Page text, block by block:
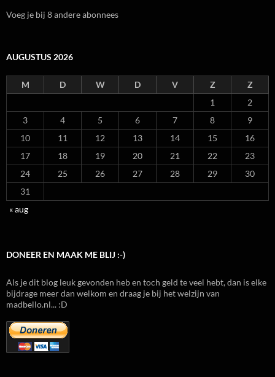
Voeg je bij 8 andere abonnees
AUGUSTUS 2026
M D W D V Z
Z
1
2
3
4 5 6 7 8
9
10
11 12 13 14 15
16
17
18 19 20 21 22
23
24
25 26 27 28 29
30
31
« aug
DONEER EN MAAK ME BLIJ :-)
Als je dit blog leuk gevonden heb en toch geld te veel hebt, dan is elke
bijdrage meer dan welkom en draag je bij het welzijn van
madbello.nl... :D